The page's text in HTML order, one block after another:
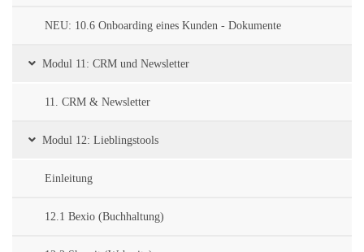
NEU: 10.6 Onboarding eines Kunden - Dokumente
Modul 11: CRM und Newsletter
11. CRM & Newsletter
Modul 12: Lieblingstools
Einleitung
12.1 Bexio (Buchhaltung)